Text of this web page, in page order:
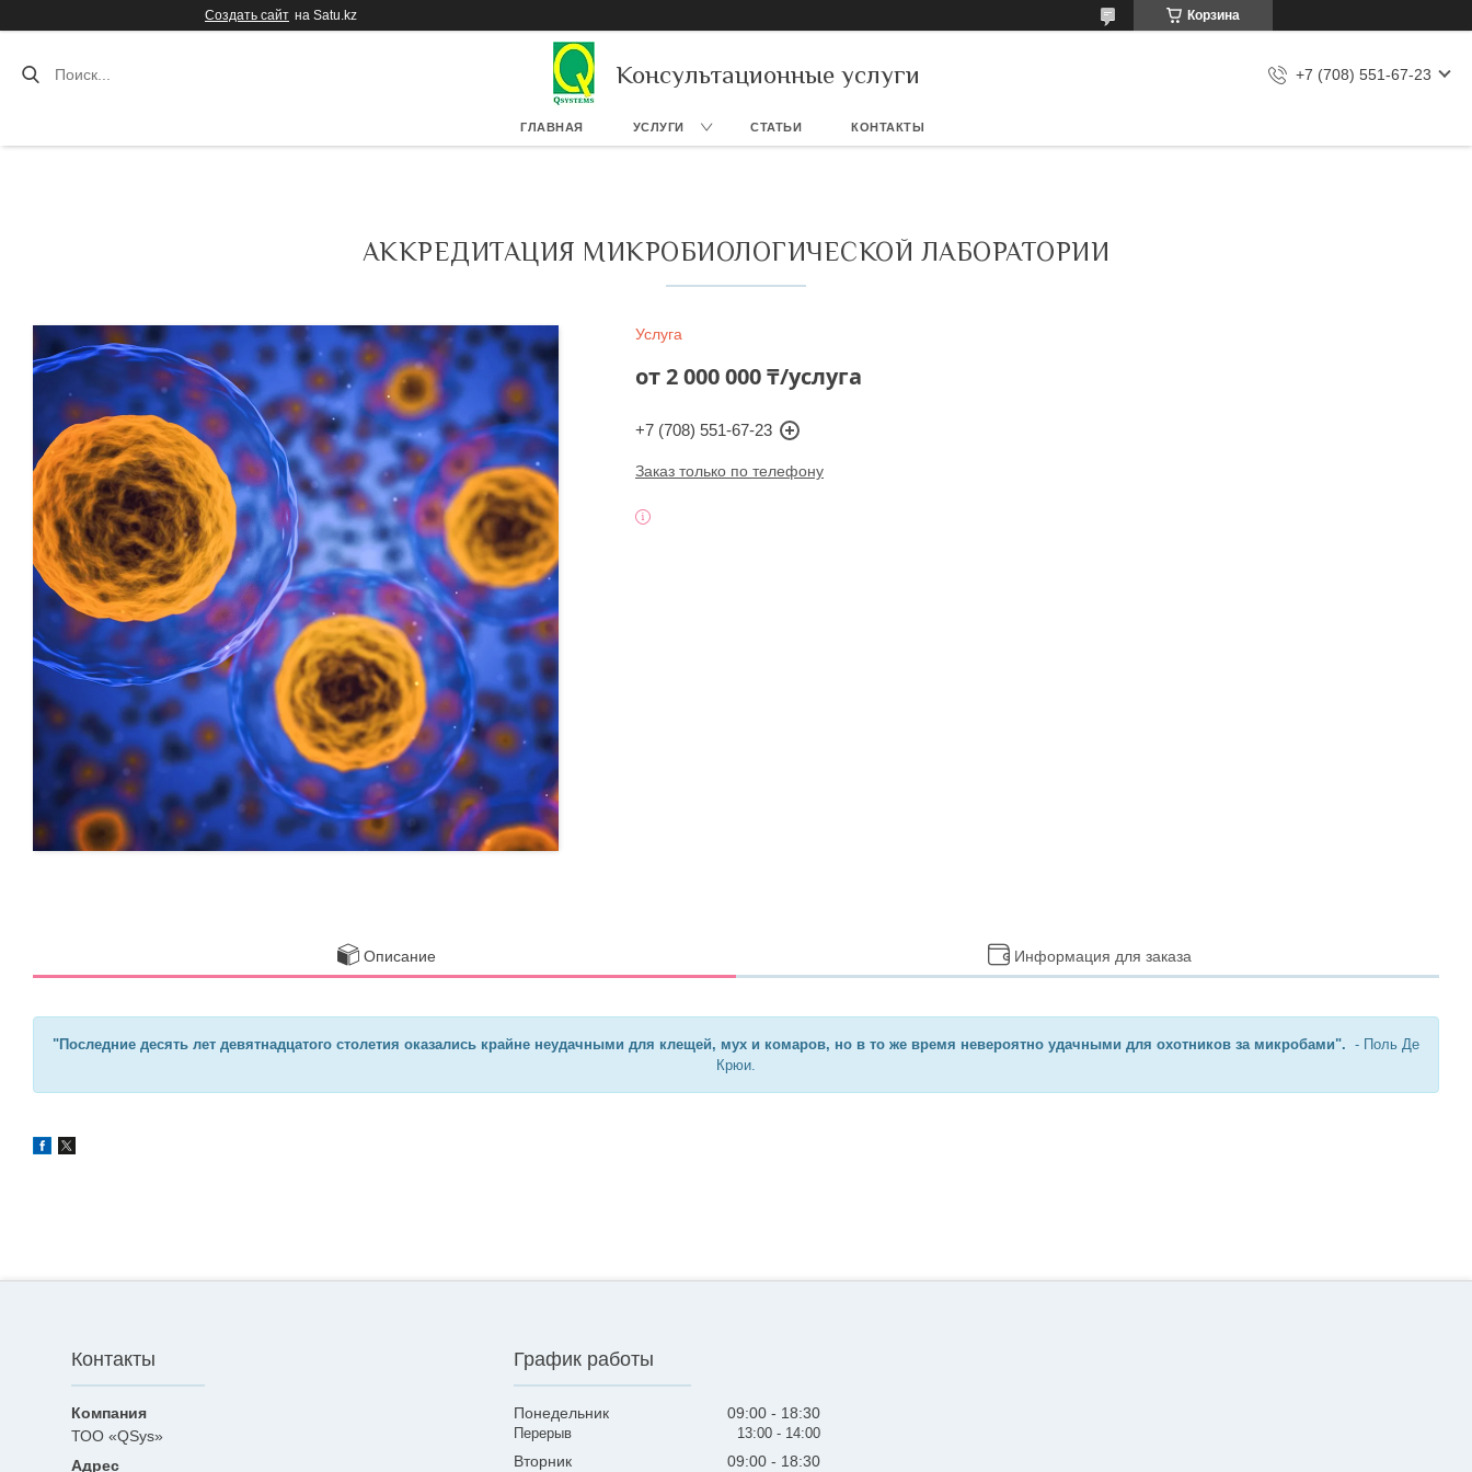
Создать сайт на Satu.kz Корзина
Консультационные услуги +7 (708) 551-67-23
ГЛАВНАЯ УСЛУГИ СТАТЬИ КОНТАКТЫ
АККРЕДИТАЦИЯ МИКРОБИОЛОГИЧЕСКОЙ ЛАБОРАТОРИИ
Услуга
от2 000 000 ₸/услуга
+7 (708) 551-67-23
Заказ только по телефону
Описание Информация для заказа
"Последние десять лет девятнадцатого столетия оказались крайне неудачными для клещей, мух и комаров, но в то же время невероятно удачными для охотников за микробами". - Поль Де
Крюи.
Контакты
ТОО «QSys»
График работы
Понедельник 09:00 18:30
13:00 14:00
Вторник 09:00 18:30